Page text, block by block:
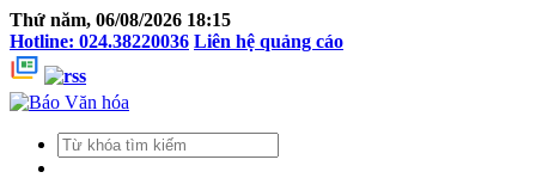
Thứ năm, 06/08/2026 18:15
Hotline: 024.38220036 Liên hệ quảng cáo